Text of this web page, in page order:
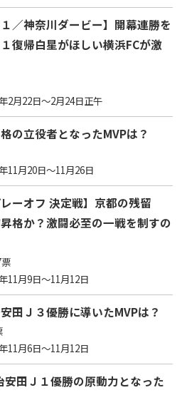
１／神奈川ダービー】開幕連勝を
復帰白星がほしい横浜FCが激
2月22日～2月24日正午
の立役者となったMVPは？
11月20日～11月26日
レーオフ 決定戦】京都の残留
格か？激闘必至の一戦を制すの
票
11月9日～11月12日
田Ｊ３優勝に導いたMVPは？
11月6日～11月12日
安田Ｊ１優勝の原動力となった